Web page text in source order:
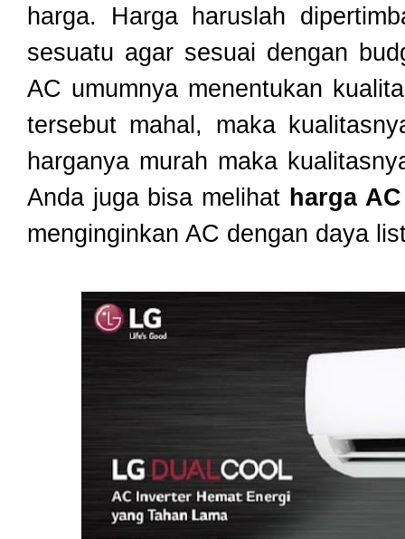
harga. Harga haruslah
sesuatu agar sesuai dengan
AC umumnya menentukan
tersebut mahal, maka
harganya murah maka
Anda juga bisa melihat harga
menginginkan AC dengan daya